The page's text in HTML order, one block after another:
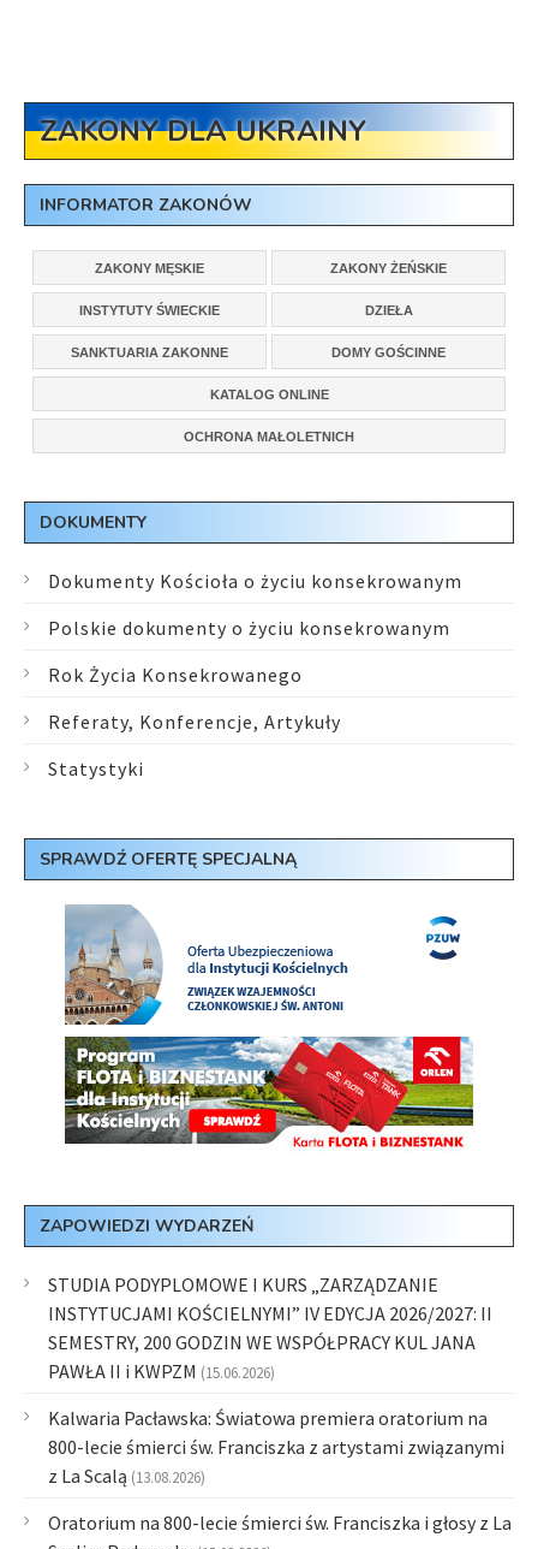
ZAKONY DLA UKRAINY
INFORMATOR ZAKONÓW
ZAKONY MĘSKIE ZAKONY ŻEŃSKIE
INSTYTUTY ŚWIECKIE DZIEŁA
SANKTUARIA ZAKONNE DOMY GOŚCINNE
KATALOG ONLINE
OCHRONA MAŁOLETNICH
DOKUMENTY
Dokumenty Kościoła o życiu konsekrowanym
Polskie dokumenty o życiu konsekrowanym
Rok Życia Konsekrowanego
Referaty, Konferencje, Artykuły
Statystyki
SPRAWDŹ OFERTĘ SPECJALNĄ
ZAPOWIEDZI WYDARZEŃ
STUDIA PODYPLOMOWE I KURS „ZARZĄDZANIE
INSTYTUCJAMI KOŚCIELNYMI” IV EDYCJA 2026/2027: II
SEMESTRY, 200 GODZIN WE WSPÓŁPRACY KUL JANA
PAWŁA II i KWPZM (15.06.2026)
Kalwaria Pacławska: Światowa premiera oratorium na
800-lecie śmierci św. Franciszka z artystami związanymi
z La Scalą (13.08.2026)
Oratorium na 800-lecie śmierci św. Franciszka i głosy z La